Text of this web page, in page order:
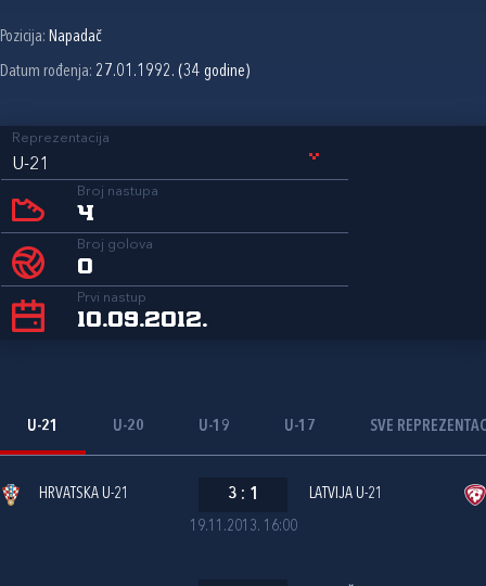
Pozicija: Napadač
Datum rođenja: 27.01.1992. (34 godine)
Reprezentacija
U-21
Broj nastupa
4
Broj golova
0
Prvi nastup
10.09.2012.
U-21 U-20 U-19 U-17 SVE
19.11.2013. 16:00
HRVATSKA U-21 3 : 1 LATVIJA U-21